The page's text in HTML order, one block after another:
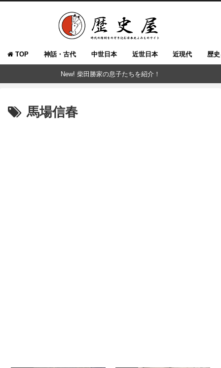
TOP 神話・古代 中世日本 近世日本 近現代 歴
New! 柴田勝家の息子たちを紹介！
馬場信春